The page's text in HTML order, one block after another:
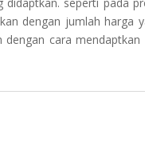
dengan jumlah harga
cara